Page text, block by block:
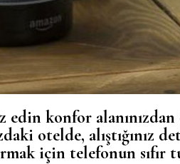
edin konfor
otelde, alıştığınız
için telefonun sıfır